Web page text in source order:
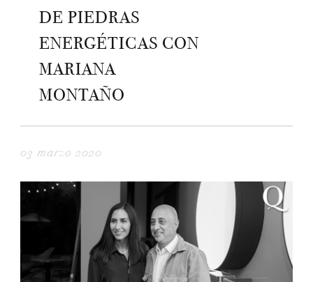
DE PIEDRAS
ENERGÉTICAS CON
MARIANA
MONTAÑO
03 marzo 2020